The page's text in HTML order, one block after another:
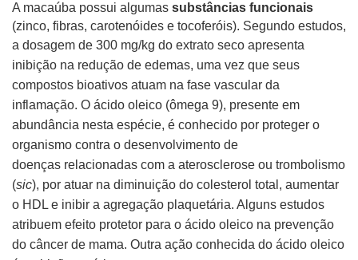
A macaúba possui algumas substâncias funcionais
(zinco, fibras, carotenóides e tocoferóis). Segundo estudos,
a dosagem de 300 mg/kg do extrato seco apresenta
inibição na redução de edemas, uma vez que seus
compostos bioativos atuam na fase vascular da
inflamação. O ácido oleico (ômega 9), presente em
abundância nesta espécie, é conhecido por proteger o
organismo contra o desenvolvimento de
doenças relacionadas com a aterosclerose ou trombolismo
(sic), por atuar na diminuição do colesterol total, aumentar
o HDL e inibir a agregação plaquetária. Alguns estudos
atribuem efeito protetor para o ácido oleico na prevenção
do câncer de mama. Outra ação conhecida do ácido oleico